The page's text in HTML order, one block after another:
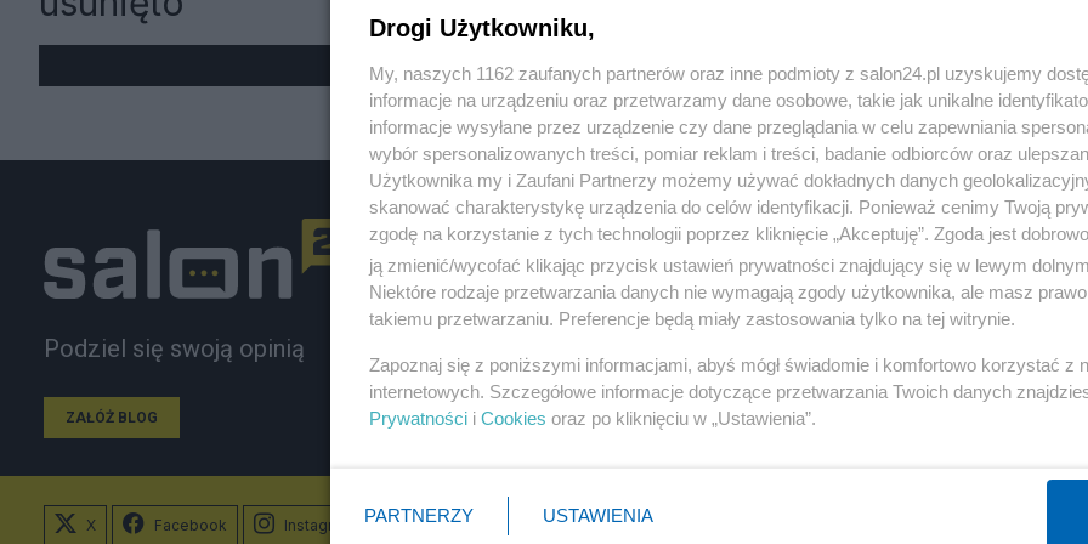
« WRÓĆ DO NOTKI
Podziel się swoją opinią
ZAŁÓŻ BLOG
Polityka
PiS
Rząd
NATO
KO
Gospodarka
Biznes
Pieniądze
Inwestycje
Podatki
X Facebook Instagram
Drogi Użytkowniku,
My, naszych 1162 zaufanych partnerów oraz inne podmioty z salon24.pl uzyskujemy
informacje na urządzeniu oraz przetwarzamy dane osobowe, takie jak unikalne
informacje wysyłane przez urządzenie czy dane przeglądania w celu zapewniania
wybór spersonalizowanych treści, pomiar reklam i treści, badanie odbiorców oraz
Użytkownika my i Zaufani Partnerzy możemy używać dokładnych danych
skanować charakterystykę urządzenia do celów identyfikacji. Ponieważ cenimy Twoją
zgodę na korzystanie z tych technologii poprzez kliknięcie „Akceptuję”. Zgoda jest
ją zmienić/wycofać klikając przycisk ustawień prywatności znajdujący się w lewym
Niektóre rodzaje przetwarzania danych nie wymagają zgody użytkownika, ale masz
takiemu przetwarzaniu. Preferencje będą miały zastosowania tylko na tej witrynie.
Zapoznaj się z poniższymi informacjami, abyś mógł świadomie i komfortowo korzystać z
internetowych. Szczegółowe informacje dotyczące przetwarzania Twoich danych
Prywatności i Cookies oraz po kliknięciu w „Ustawienia”.
PARTNERZY USTAWIENIA